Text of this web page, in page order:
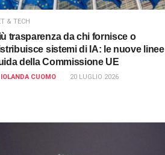
& TECH
trasparenza da chi fornisce o
sistemi di IA: le nuove linee
della Commissione UE
IOLANDA CUOMO 20 LUGLIO 2026